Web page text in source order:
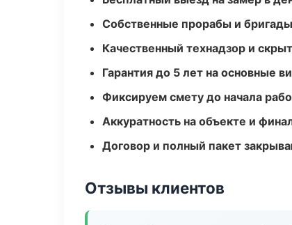
Собственные прорабы и
Качественный технадзор и
Гарантия до 5 лет на основные
Фиксируем смету до начала
Аккуратность на объекте и
Договор и полный пакет
Отзывы клиентов